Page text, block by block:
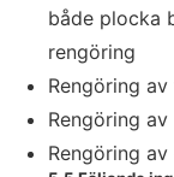
både plocka
rengöring
Rengöring
Rengöring
Rengöring